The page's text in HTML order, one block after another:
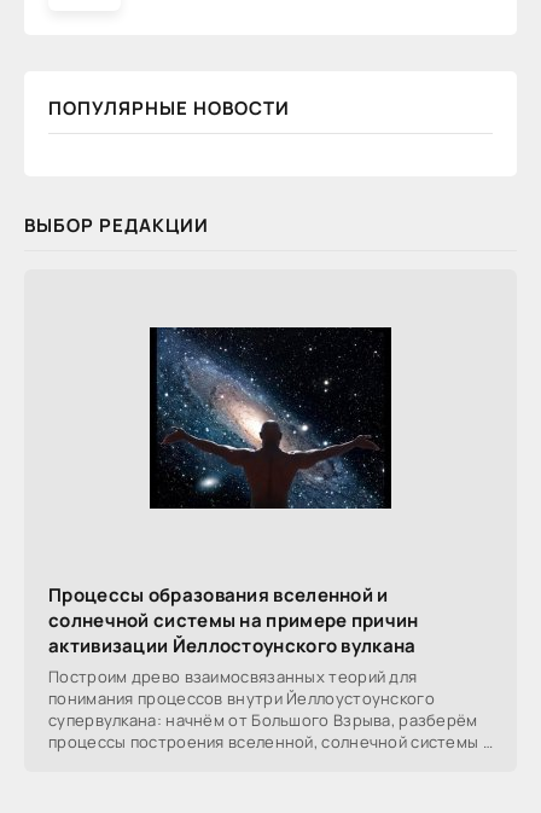
ПОПУЛЯРНЫЕ НОВОСТИ
ВЫБОР РЕДАКЦИИ
Процессы образования вселенной и
солнечной системы на примере причин
активизации Йеллостоунского вулкана
Построим древо взаимосвязанных теорий для
понимания процессов внутри Йеллоустоунского
супервулкана: начнём от Большого Взрыва, разберём
процессы построения вселенной, солнечной системы в